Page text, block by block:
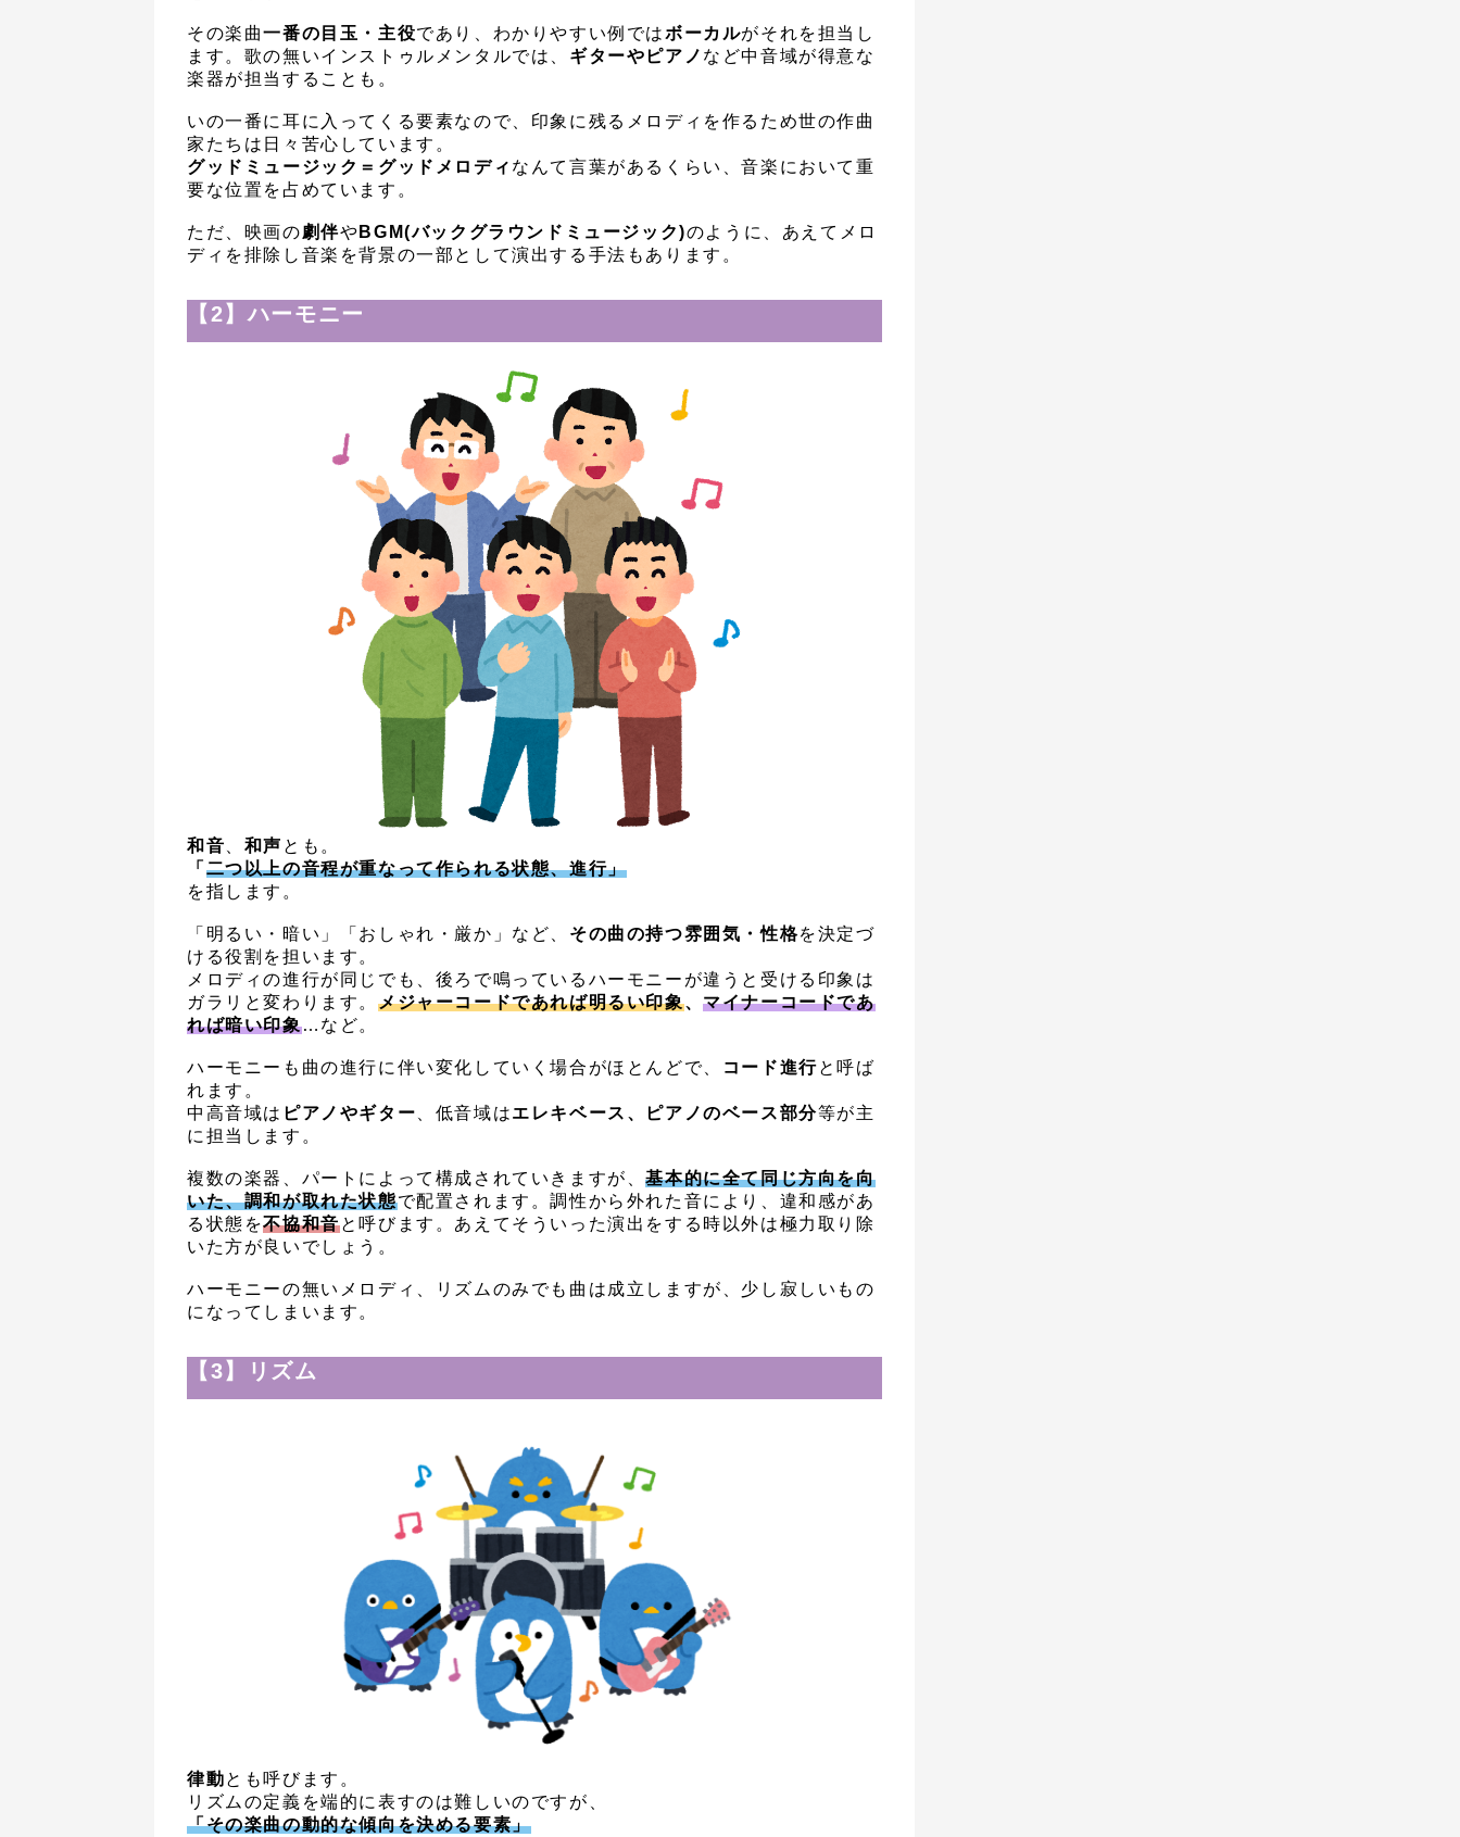
その楽曲一番の目玉・主役であり、わかりやすい例ではボーカルがそれを担当し
ます。歌の無いインストゥルメンタルでは、 ギターやピアノ など中音域が得意な
楽器が担当することも。
いの一番に耳に入ってくる要素なので、印象に残るメロディを作るため世の作曲
家たちは日々苦心しています。
グッドミュージック＝グッドメロディ なんて言葉があるくらい、音楽において重
要な位置を占めています。
ただ、映画の劇伴や BGM(バックグラウンドミュージック)のように、あえてメロ
ディを排除し音楽を背景の一部として演出する手法もあります。
【2】ハーモニー
和音 和声 とも。
「 二つ以上の音程が重なって作られる状態、進行」
を指します。
「明るい・暗い」「おしゃれ・厳か」など、 その曲の持つ雰囲気・性格を決定づ
ける役割を担います。
メロディの進行が同じでも、後ろで鳴っているハーモニーが違うと受ける印象は
ガラリと変わります。 メジャーコードであれば明るい印象、マイナーコードであ
れば暗い印象…など。
ハーモニーも曲の進行に伴い変化していく場合がほとんどで、 コード進行と呼ば
れます。
中高音域は ピアノやギター 、低音域はエレキベース、ピアノのベース部分等が主
に担当します。
複数の楽器、パートによって構成されていきますが、基本的に全て同じ方向を向
いた、調和が取れた状態で配置されます。調性から外れた音により、違和感があ
る状態を不協和音と呼びます。あえてそういった演出をする時以外は極力取り除
いた方が良いでしょう。
ハーモニーの無いメロディ、リズムのみでも曲は成立しますが、少し寂しいもの
になってしまいます。
【3】リズム
律動とも呼びます。
リズムの定義を端的に表すのは難しいのですが、
「その楽曲の動的な傾向を決める要素」